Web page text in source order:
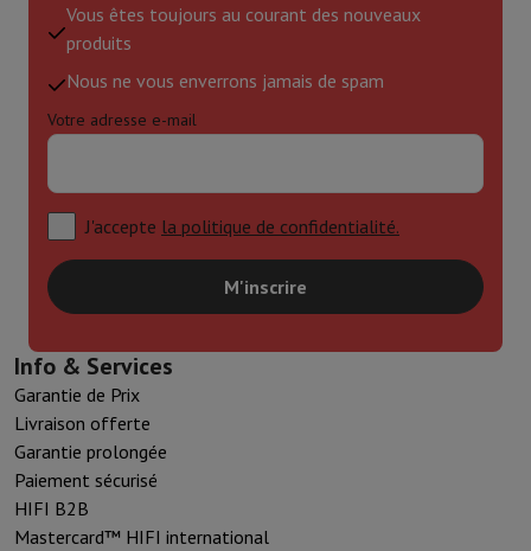
Vous êtes toujours au courant des nouveaux
produits
Nous ne vous enverrons jamais de spam
Votre adresse e-mail
J'accepte la politique de confidentialité.
M'inscrire
Info & Services
Garantie de Prix
Livraison offerte
Garantie prolongée
Paiement sécurisé
HIFI B2B
Mastercard™ HIFI international